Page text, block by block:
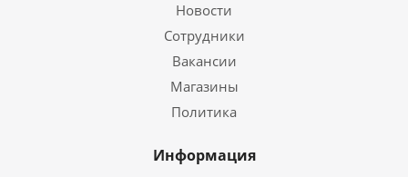
Новости
Сотрудники
Вакансии
Магазины
Политика
Информация